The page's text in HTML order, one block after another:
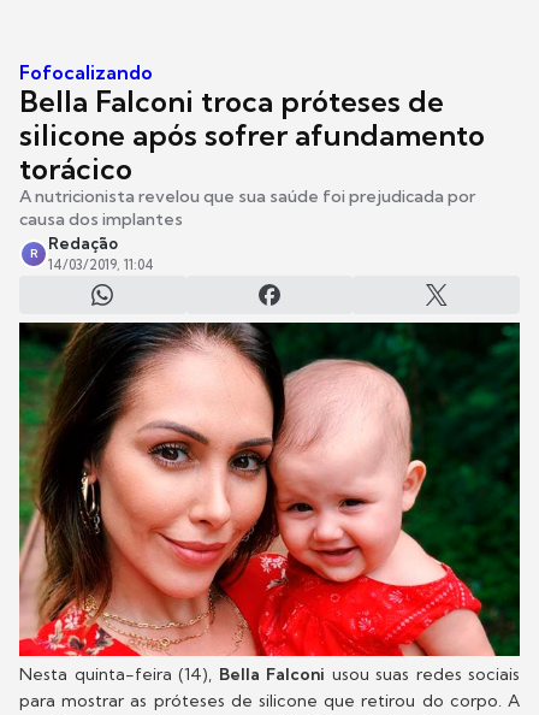
Fofocalizando
Bella Falconi troca próteses de
silicone após sofrer afundamento
torácico
A nutricionista revelou que sua saúde foi prejudicada por
causa dos implantes
R
Redação
14/03/2019, 11:04
Nesta quinta-feira (14), Bella Falconi usou suas redes sociais
para mostrar as próteses de silicone que retirou do corpo. A